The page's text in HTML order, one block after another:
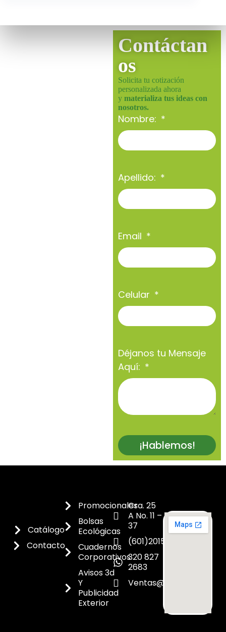
Contáctan
os
Solicita tu cotización
personalizada ahora
y materializa tus ideas con
nosotros.
Nombre:
Apellido:
Email
Celular
Déjanos tu Mensaje
Aquí:
¡Hablemos!
Catálogo
Contacto
Promocionales
Bolsas
Ecológicas
Cuadernos
Corporativos
Avisos 3d
Y
Publicidad
Exterior
Cra. 25
A No. 11 –
37
(601)2015300
320 827
2683
Ventas@dicoes.co